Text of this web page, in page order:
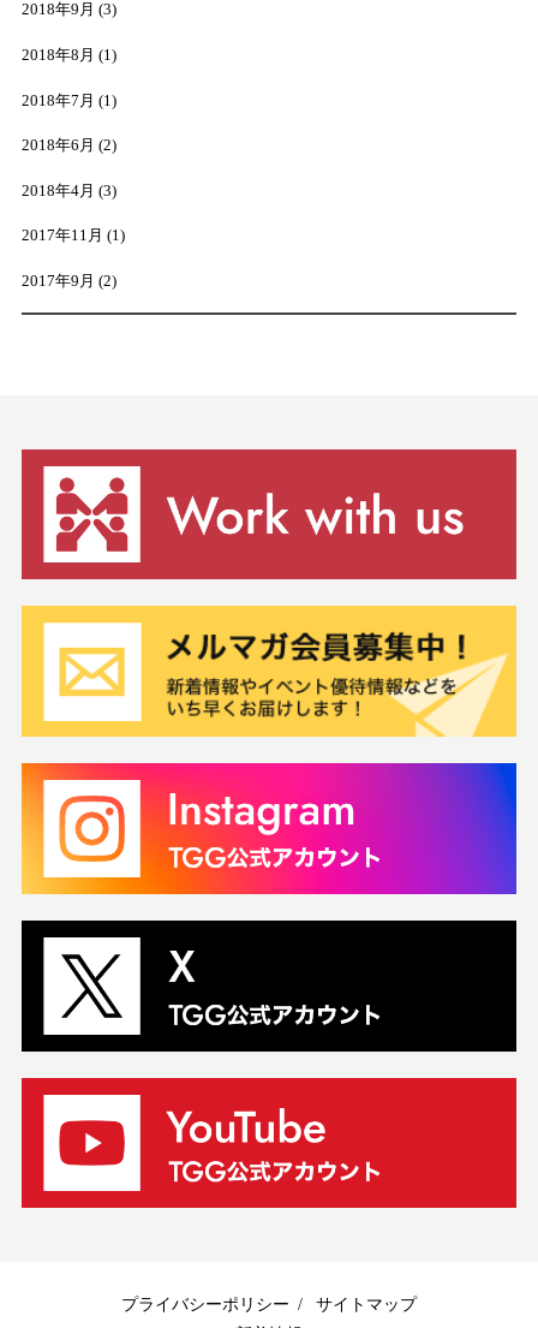
2018年9月 (3)
2018年8月 (1)
2018年7月 (1)
2018年6月 (2)
2018年4月 (3)
2017年11月 (1)
2017年9月 (2)
プライバシーポリシー
サイトマップ